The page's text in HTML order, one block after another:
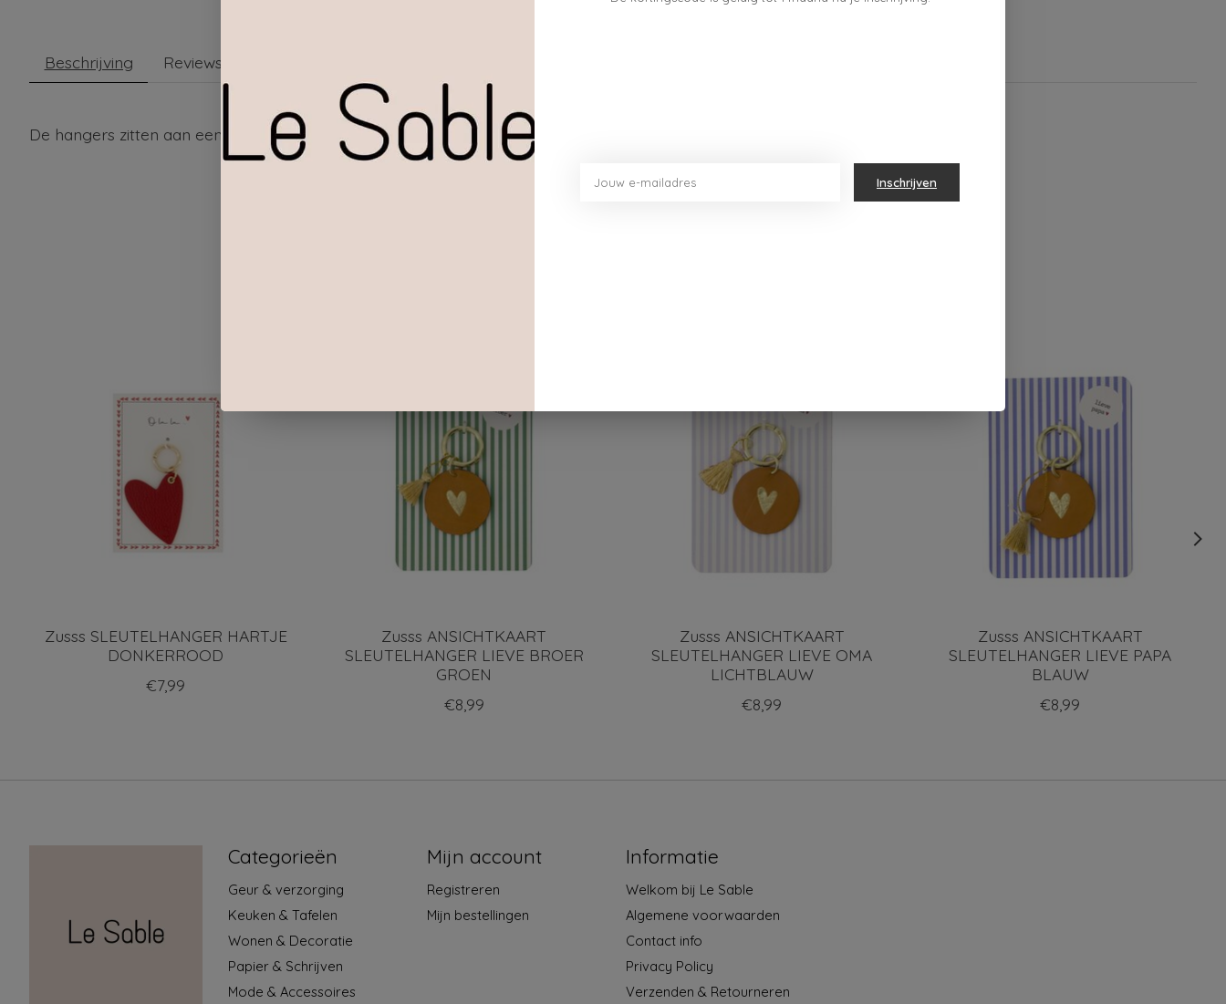
Beschrijving Reviews (0)
De hangers zitten aan een gouden ringetje en is 10,5x14,8 cm groot.
Zusss SLEUTELHANGER HARTJE
DONKERROOD
€7,99
Zusss ANSICHTKAART
SLEUTELHANGER LIEVE BROER
GROEN
€8,99
Zusss ANSICHTKAART
SLEUTELHANGER LIEVE OMA
LICHTBLAUW
€8,99
Zusss ANSICHTKAART
SLEUTELHANGER LIEVE PAPA
BLAUW
€8,99
Categorieën
Geur & verzorging
Keuken & Tafelen
Wonen & Decoratie
Papier & Schrijven
Mode & Accessoires
Mijn account
Registreren
Mijn bestellingen
Informatie
Welkom bij Le Sable
Algemene voorwaarden
Contact info
Privacy Policy
Verzenden & Retourneren
Inschrijven